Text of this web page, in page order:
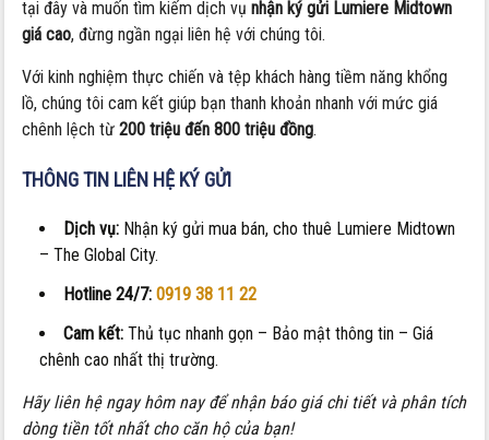
tại đây và muốn tìm kiếm dịch vụnhận ký gửi Lumiere Midtown
giá cao, đừng ngần ngại liên hệ với chúng tôi.
Với kinh nghiệm thực chiến và tệp khách hàng tiềm năng khổng
lồ, chúng tôi cam kết giúp bạn thanh khoản nhanh với mức giá
chênh lệch từ200 triệu đến 800 triệu đồng.
THÔNG TIN LIÊN HỆ KÝ GỬI
Dịch vụ: Nhận ký gửi mua bán, cho thuê Lumiere Midtown
– The Global City.
Hotline 24/7: 0919 38 11 22
Cam kết: Thủ tục nhanh gọn – Bảo mật thông tin – Giá
chênh cao nhất thị trường.
Hãy liên hệ ngay hôm nay để nhận báo giá chi tiết và phân tích
dòng tiền tốt nhất cho căn hộ của bạn!